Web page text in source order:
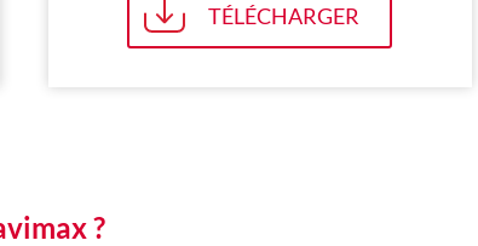
TÉLÉCHARGER
?